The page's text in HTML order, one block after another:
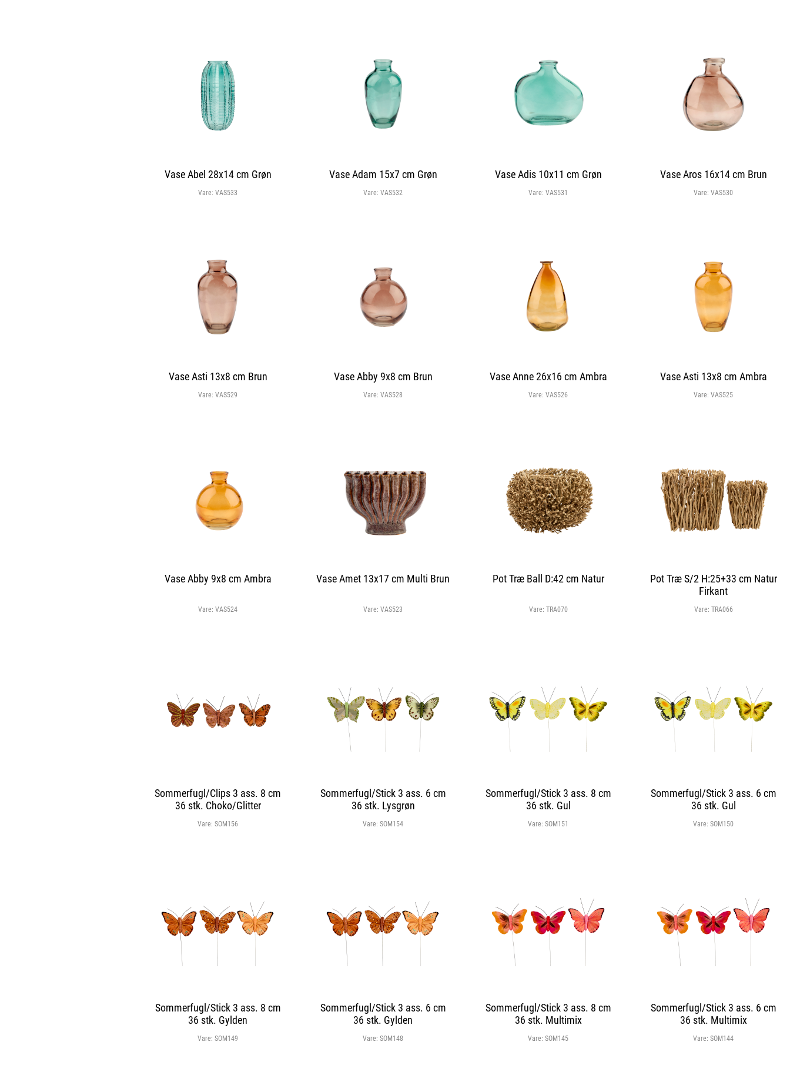
Vase Abel 28x14 cm Grøn
Vare: VAS533
Vase Adam 15x7 cm Grøn
Vare: VAS532
Vase Adis 10x11 cm Grøn
Vare: VAS531
Vase Aros 16x14 cm Brun
Vare: VAS530
Vase Asti 13x8 cm Brun
Vare: VAS529
Vase Abby 9x8 cm Brun
Vare: VAS528
Vase Anne 26x16 cm Ambra
Vare: VAS526
Vase Asti 13x8 cm Ambra
Vare: VAS525
Vase Abby 9x8 cm Ambra
Vare: VAS524
Vase Amet 13x17 cm Multi Brun
Vare: VAS523
Pot Træ Ball D:42 cm Natur
Vare: TRA070
Pot Træ S/2 H:25+33 cm Natur
Firkant
Vare: TRA066
Sommerfugl/Clips 3 ass. 8 cm
36 stk. Choko/Glitter
Vare: SOM156
Sommerfugl/Stick 3 ass. 6 cm
36 stk. Lysgrøn
Vare: SOM154
Sommerfugl/Stick 3 ass. 8 cm
36 stk. Gul
Vare: SOM151
Sommerfugl/Stick 3 ass. 6 cm
36 stk. Gul
Vare: SOM150
Sommerfugl/Stick 3 ass. 8 cm
36 stk. Gylden
Vare: SOM149
Sommerfugl/Stick 3 ass. 6 cm
36 stk. Gylden
Vare: SOM148
Sommerfugl/Stick 3 ass. 8 cm
36 stk. Multimix
Vare: SOM145
Sommerfugl/Stick 3 ass. 6 cm
36 stk. Multimix
Vare: SOM144